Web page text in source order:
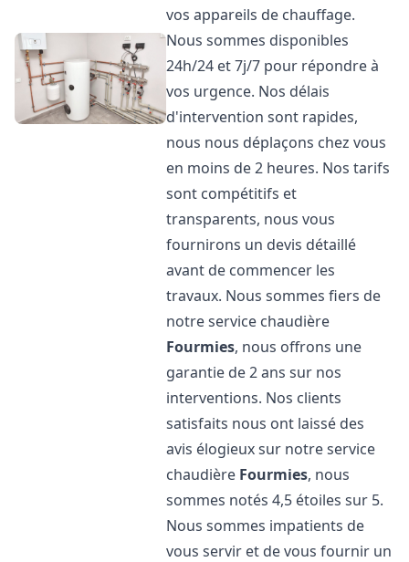
vos appareils de chauffage.
Nous sommes disponibles
24h/24 et 7j/7 pour répondre à
vos urgence. Nos délais
d'intervention sont rapides,
nous nous déplaçons chez vous
en moins de 2 heures. Nos tarifs
sont compétitifs et
transparents, nous vous
fournirons un devis détaillé
avant de commencer les
travaux. Nous sommes fiers de
notre service chaudière
Fourmies, nous offrons une
garantie de 2 ans sur nos
interventions. Nos clients
satisfaits nous ont laissé des
avis élogieux sur notre service
chaudière Fourmies, nous
sommes notés 4,5 étoiles sur 5.
Nous sommes impatients de
vous servir et de vous fournir un